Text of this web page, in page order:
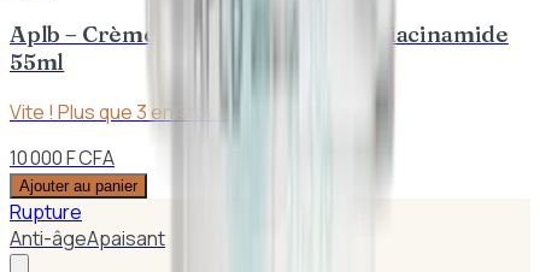
Aplb – Crème Visage Antioxydant Niacinamide
55ml
Vite ! Plus que3en stock
10 000 F CFA
Ajouter au panier
Rupture
Anti-âgeApaisant